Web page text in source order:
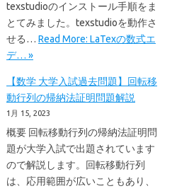
texstudioのインストール手順をま
とてみました。texstudioを動作さ
せる… Read More: LaTexの数式エ
デ… »
【数学 大学入試過去問題】回転移
動行列の帰納法証明問題解説
1月 15, 2023
概要 回転移動行列の帰納法証明問
題が大学入試で出題されています
ので解説します。回転移動行列
は、応用範囲が広いこともあり、